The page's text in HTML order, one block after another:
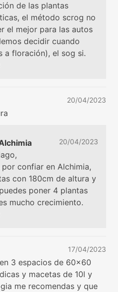
de las plantas
el método scrog no
el mejor para las autos
decidir cuando
a floración), el sog si.
20/04/2023
20/04/2023
por confiar en Alchimia,
con 180cm de altura y
poner 4 plantas
mucho crecimiento.
17/04/2023
3 espacios de 60x60
y macetas de 10l y
me recomendas y que